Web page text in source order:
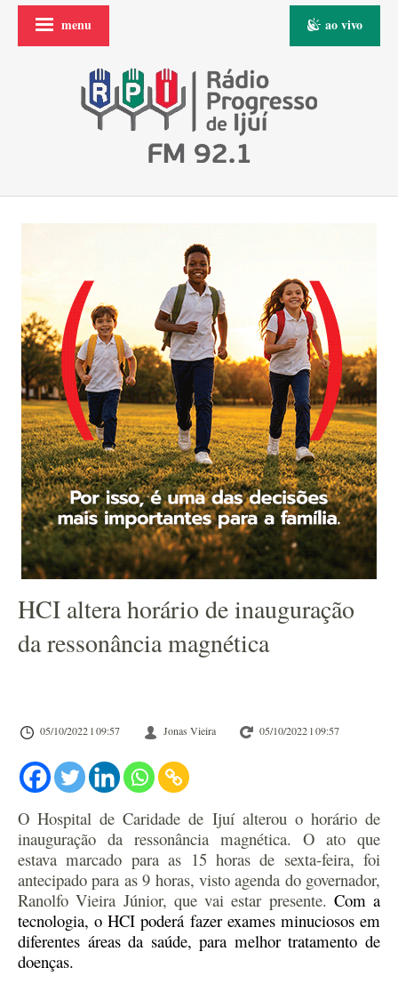
menu ao vivo
HCI altera horário de inauguração
da ressonância magnética
05/10/2022 l 09:57 Jonas Vieira 05/10/2022 l 09:57
O Hospital de Caridade de Ijuí alterou o horário de
inauguração da ressonância magnética. O ato que
estava marcado para as 15 horas de sexta-feira, foi
antecipado para as 9 horas, visto agenda do governador,
Ranolfo Vieira Júnior, que vai estar presente. Com a
tecnologia, o HCI poderá fazer exames minuciosos em
diferentes áreas da saúde, para melhor tratamento de
doenças.